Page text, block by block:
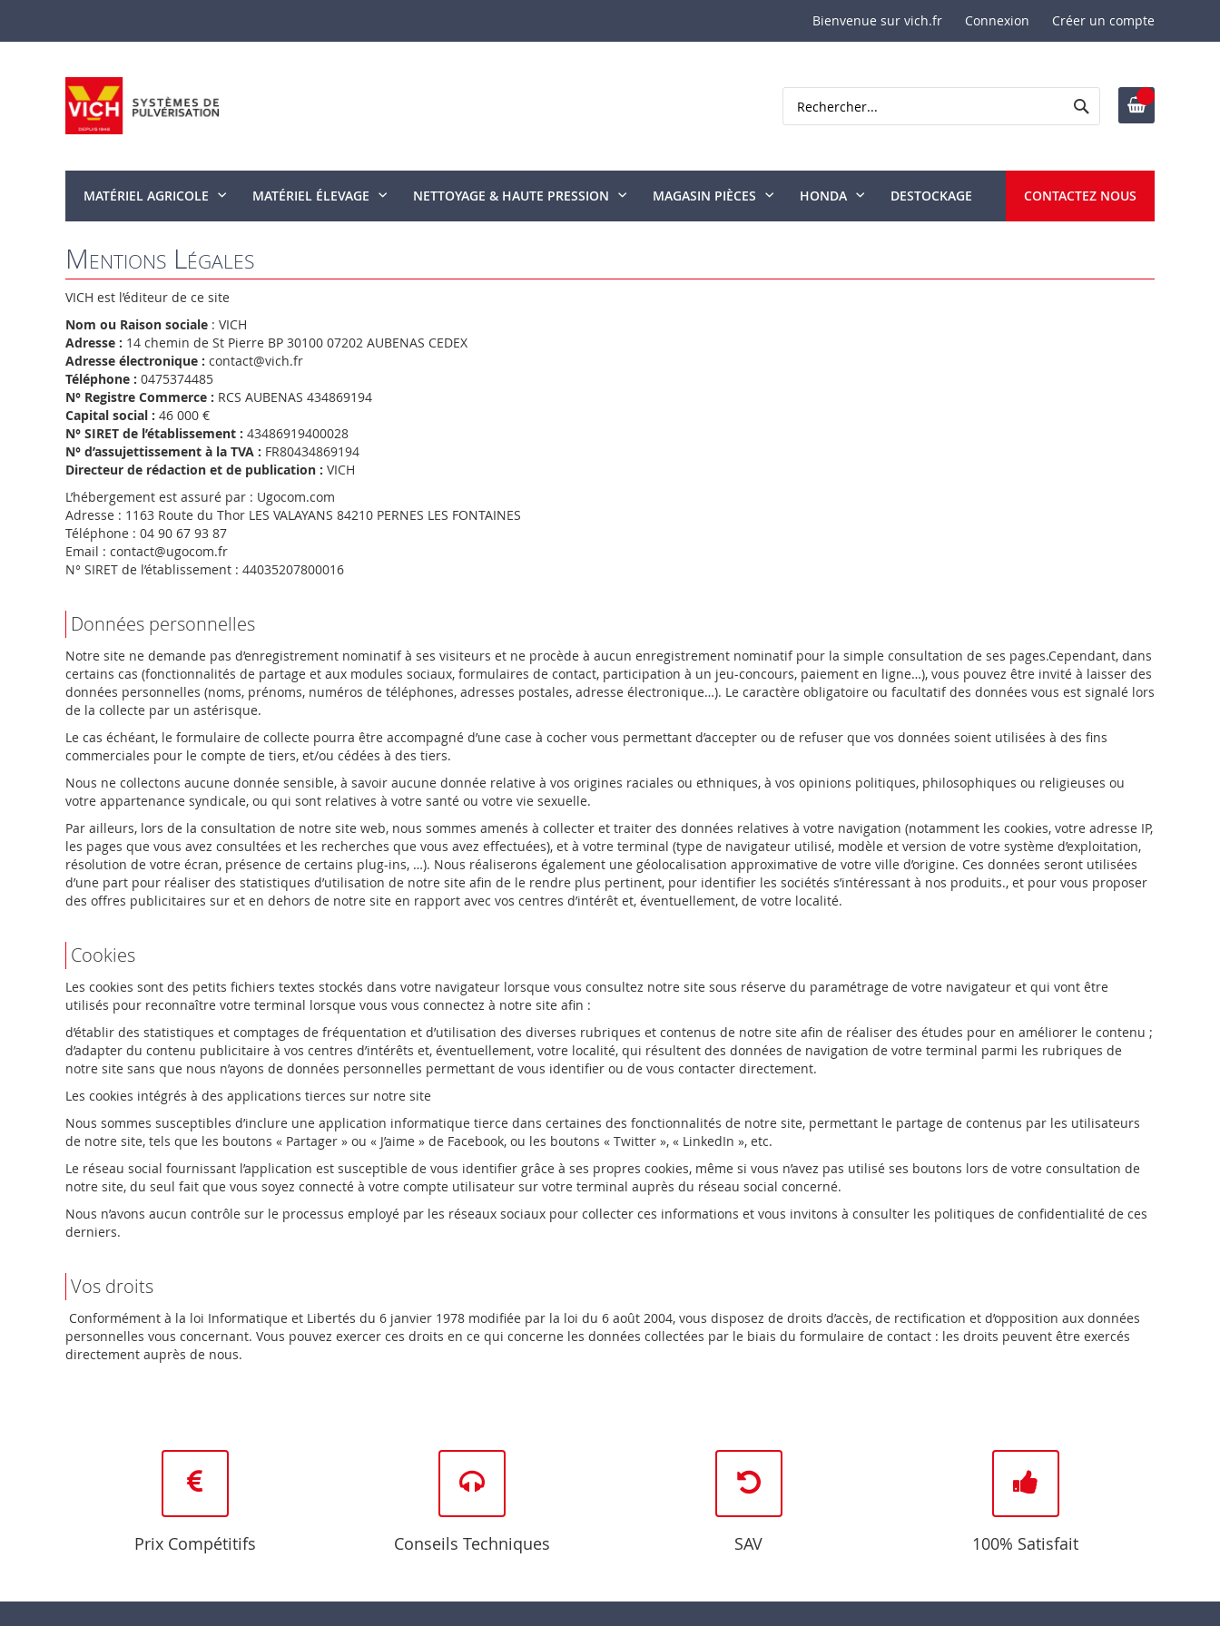
Bienvenue sur vich.fr Connexion Créer un compte
contenu
Rechercher
MATÉRIEL AGRICOLE MATÉRIEL ÉLEVAGE NETTOYAGE & HAUTE PRESSION MAGASIN PIÈCES HONDA DESTOCKAGE CONTACTEZ NOUS
Mentions Légales
VICH est l’éditeur de ce site
Nom ou Raison sociale : VICH
Adresse : 14 chemin de St Pierre BP 30100 07202 AUBENAS CEDEX
Adresse électronique : contact@vich.fr
Téléphone : 0475374485
N° Registre Commerce : RCS AUBENAS 434869194
Capital social : 46 000 €
N° SIRET de l’établissement : 43486919400028
N° d’assujettissement à la TVA : FR80434869194
Directeur de rédaction et de publication : VICH
L’hébergement est assuré par : Ugocom.com
Adresse : 1163 Route du Thor LES VALAYANS 84210 PERNES LES FONTAINES
Téléphone : 04 90 67 93 87
Email : contact@ugocom.fr
N° SIRET de l’établissement : 44035207800016
Données personnelles
Notre site ne demande pas d’enregistrement nominatif à ses visiteurs et ne procède à aucun enregistrement nominatif pour la simple consultation de ses pages.Cependant, dans
certains cas (fonctionnalités de partage et aux modules sociaux, formulaires de contact, participation à un jeu-concours, paiement en ligne…), vous pouvez être invité à laisser des
données personnelles (noms, prénoms, numéros de téléphones, adresses postales, adresse électronique…). Le caractère obligatoire ou facultatif des données vous est signalé lors
de la collecte par un astérisque.
Le cas échéant, le formulaire de collecte pourra être accompagné d’une case à cocher vous permettant d’accepter ou de refuser que vos données soient utilisées à des fins
commerciales pour le compte de tiers, et/ou cédées à des tiers.
Nous ne collectons aucune donnée sensible, à savoir aucune donnée relative à vos origines raciales ou ethniques, à vos opinions politiques, philosophiques ou religieuses ou
votre appartenance syndicale, ou qui sont relatives à votre santé ou votre vie sexuelle.
Par ailleurs, lors de la consultation de notre site web, nous sommes amenés à collecter et traiter des données relatives à votre navigation (notamment les cookies, votre adresse IP,
les pages que vous avez consultées et les recherches que vous avez effectuées), et à votre terminal (type de navigateur utilisé, modèle et version de votre système d’exploitation,
résolution de votre écran, présence de certains plug-ins, …). Nous réaliserons également une géolocalisation approximative de votre ville d’origine. Ces données seront utilisées
d’une part pour réaliser des statistiques d’utilisation de notre site afin de le rendre plus pertinent, pour identifier les sociétés s’intéressant à nos produits., et pour vous proposer
des offres publicitaires sur et en dehors de notre site en rapport avec vos centres d’intérêt et, éventuellement, de votre localité.
Cookies
Les cookies sont des petits fichiers textes stockés dans votre navigateur lorsque vous consultez notre site sous réserve du paramétrage de votre navigateur et qui vont être
utilisés pour reconnaître votre terminal lorsque vous vous connectez à notre site afin :
d’établir des statistiques et comptages de fréquentation et d’utilisation des diverses rubriques et contenus de notre site afin de réaliser des études pour en améliorer le contenu ;
d’adapter du contenu publicitaire à vos centres d’intérêts et, éventuellement, votre localité, qui résultent des données de navigation de votre terminal parmi les rubriques de
notre site sans que nous n’ayons de données personnelles permettant de vous identifier ou de vous contacter directement.
Les cookies intégrés à des applications tierces sur notre site
Nous sommes susceptibles d’inclure une application informatique tierce dans certaines des fonctionnalités de notre site, permettant le partage de contenus par les utilisateurs
de notre site, tels que les boutons « Partager » ou « J’aime » de Facebook, ou les boutons « Twitter », « LinkedIn », etc.
Le réseau social fournissant l’application est susceptible de vous identifier grâce à ses propres cookies, même si vous n’avez pas utilisé ses boutons lors de votre consultation de
notre site, du seul fait que vous soyez connecté à votre compte utilisateur sur votre terminal auprès du réseau social concerné.
Nous n’avons aucun contrôle sur le processus employé par les réseaux sociaux pour collecter ces informations et vous invitons à consulter les politiques de confidentialité de ces
derniers.
Vos droits
Conformément à la loi Informatique et Libertés du 6 janvier 1978 modifiée par la loi du 6 août 2004, vous disposez de droits d’accès, de rectification et d’opposition aux données
personnelles vous concernant. Vous pouvez exercer ces droits en ce qui concerne les données collectées par le biais du formulaire de contact : les droits peuvent être exercés
directement auprès de nous.
Prix Compétitifs Conseils Techniques SAV 100% Satisfait